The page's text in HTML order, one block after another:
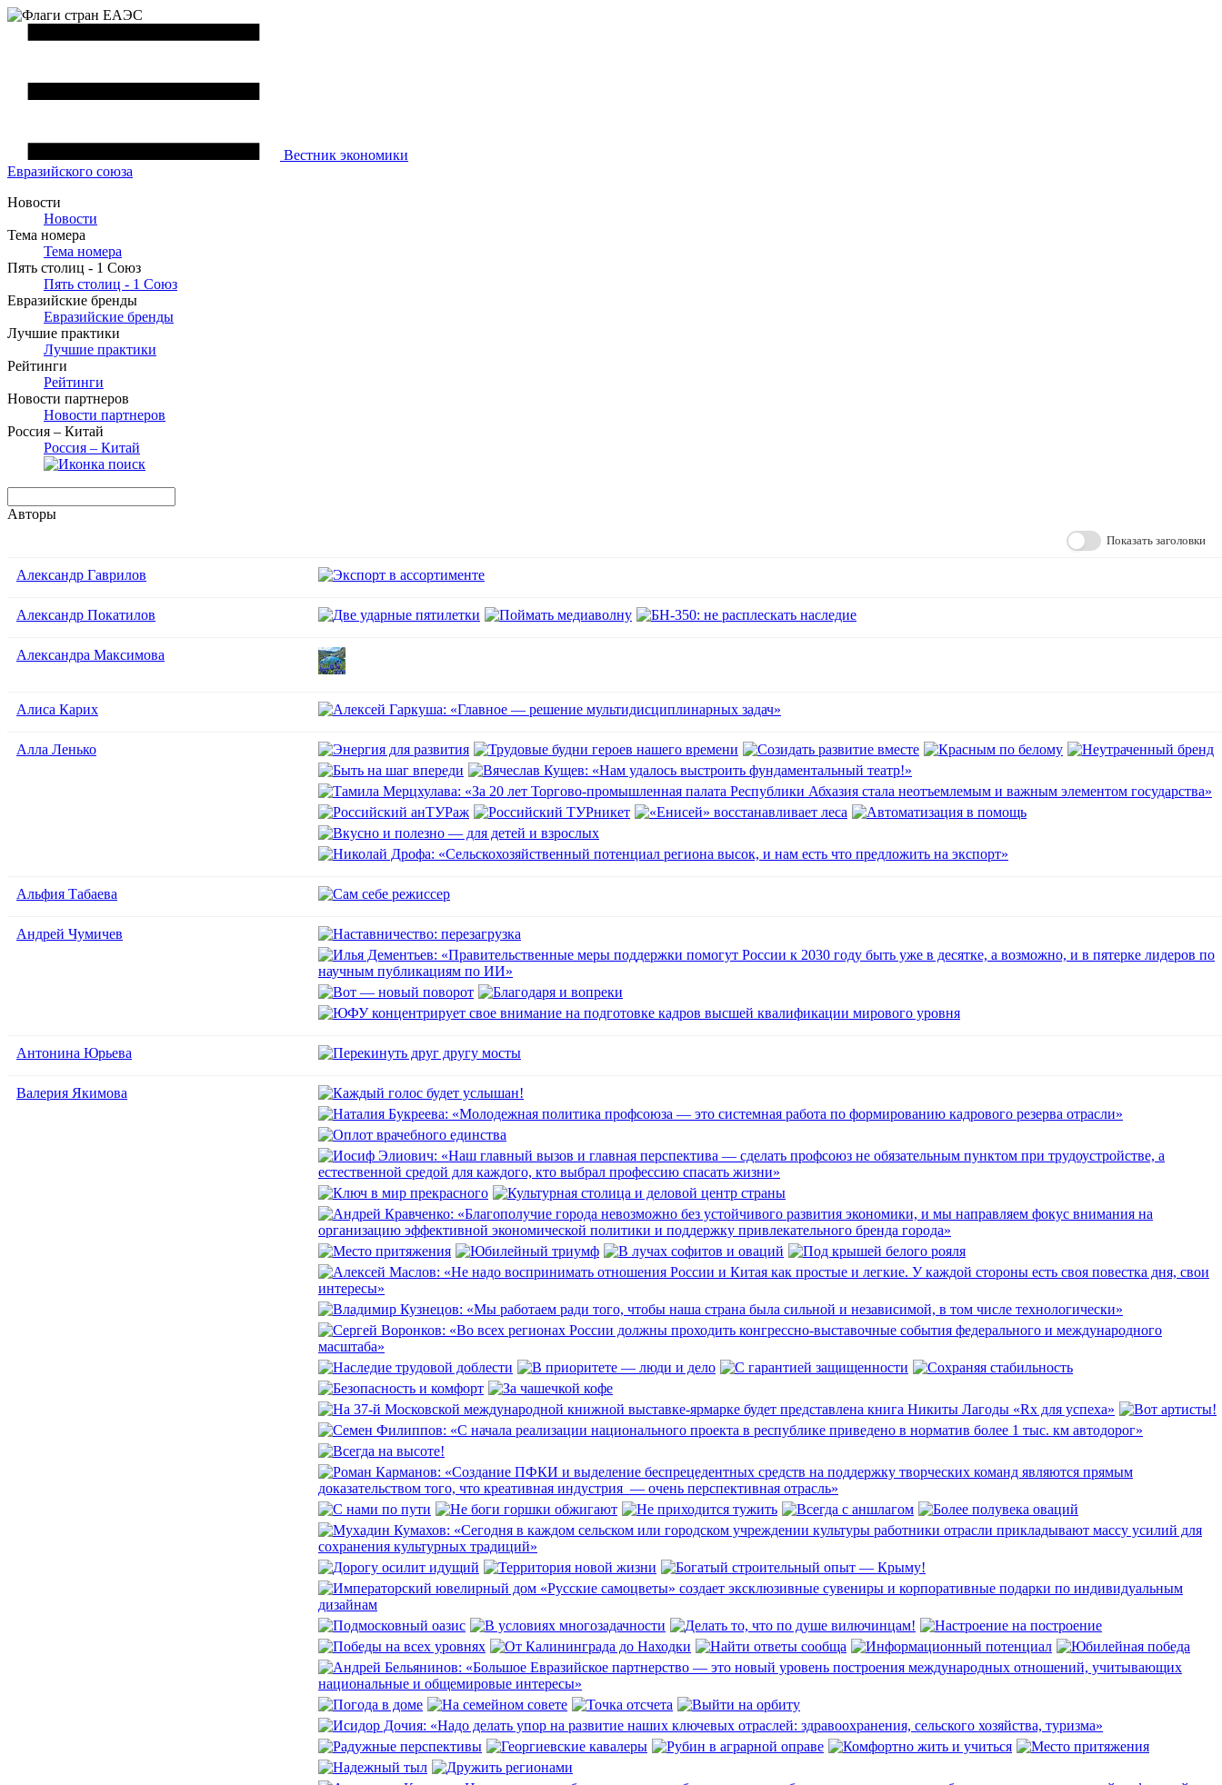
Вестник экономики
Евразийского союза
Новости
Новости
Тема номера
Тема номера
Пять столиц - 1 Союз
Пять столиц - 1 Союз
Евразийские бренды
Евразийские бренды
Лучшие практики
Лучшие практики
Рейтинги
Рейтинги
Новости партнеров
Новости партнеров
Россия – Китай
Россия – Китай
Авторы
Показать заголовки
Александр Гаврилов
Александр Покатилов
Александра Максимова
Алиса Карих
Алла Ленько
Альфия Табаева
Андрей Чумичев
Антонина Юрьева
Валерия Якимова